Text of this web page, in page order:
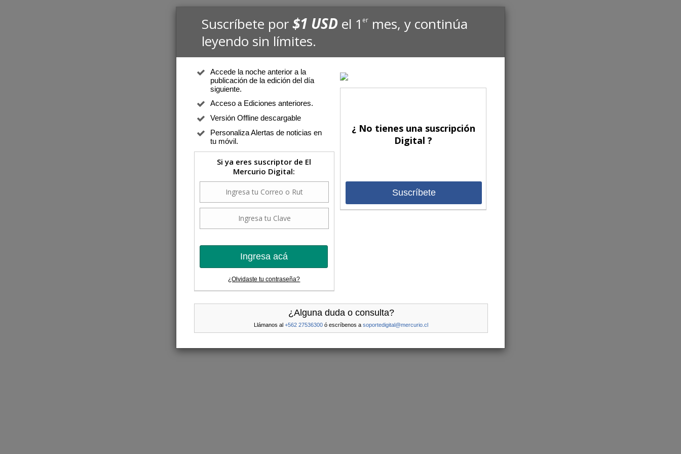
Suscríbete por$1 USD el 1er mes, y continúa
leyendo sin límites.
Accede la noche anterior a la
publicación de la edición del día
siguiente.
Acceso a Ediciones anteriores.
Versión Offline descargable
Personaliza Alertas de noticias en
tu móvil.
Si ya eres suscriptor de El
Mercurio Digital:
Ingresa acá
¿Olvidaste tu contraseña?
¿ No tienes una suscripción
Digital ?
Suscríbete
¿Alguna duda o consulta?
Llámanos al +562 27536300 ó escríbenos a soportedigital@mercurio.cl